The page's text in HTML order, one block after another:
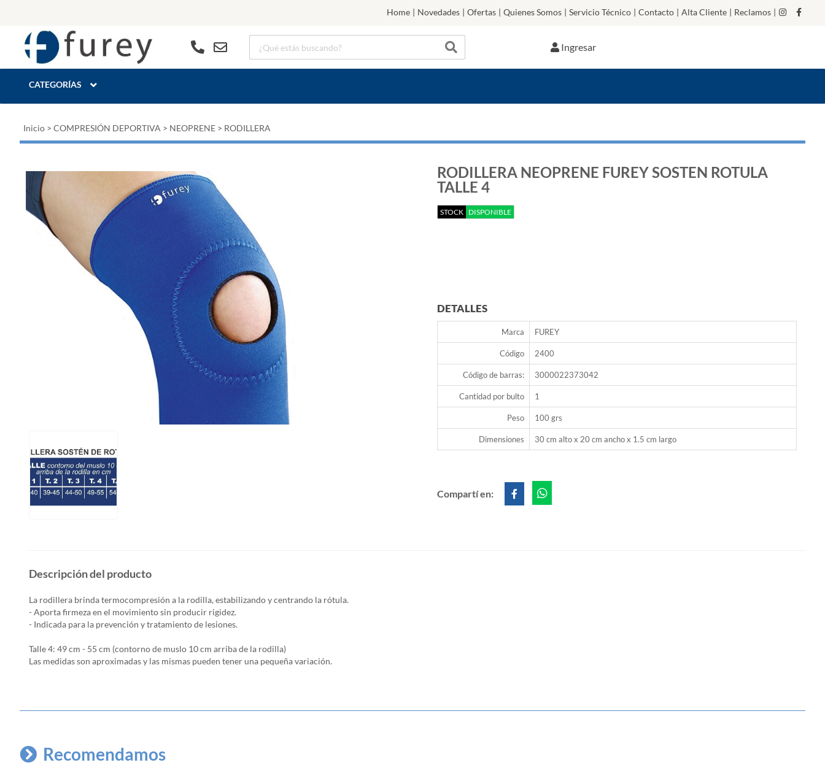
Home | Novedades | Ofertas | Quienes Somos | Servicio Técnico | Contacto | Alta Cliente | Reclamos |
Ingresar
CATEGORÍAS
Inicio > COMPRESIÓN DEPORTIVA > NEOPRENE > RODILLERA
RODILLERA NEOPRENE FUREY SOSTEN ROTULA
TALLE 4
STOCK DISPONIBLE
DETALLES
Marca FUREY
Código 2400
Código de barras: 3000022373042
Cantidad por bulto 1
Peso 100 grs
Dimensiones 30 cm alto x 20 cm ancho x 1.5 cm largo
Compartí en:
Descripción del producto
La rodillera brinda termocompresión a la rodilla, estabilizando y centrando la rótula.
- Aporta firmeza en el movimiento sin producir rigidez.
- Indicada para la prevención y tratamiento de lesiones.
Talle 4: 49 cm - 55 cm (contorno de muslo 10 cm arriba de la rodilla)
Las medidas son aproximadas y las mismas pueden tener una pequeña variación.
Recomendamos